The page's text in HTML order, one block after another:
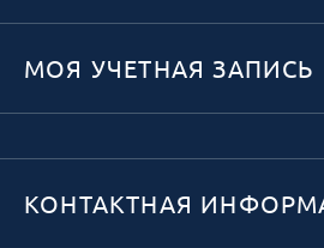
МОЯ УЧЕТНАЯ ЗАПИСЬ
КОНТАКТНАЯ